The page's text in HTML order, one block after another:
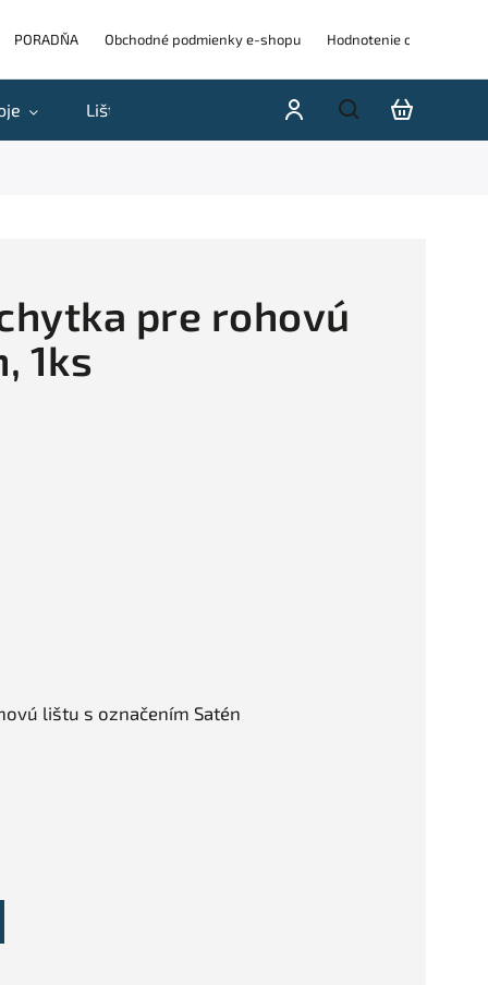
PORADŇA Obchodné podmienky e-shopu Hodnotenie obchodu
Lišty Akcie a výpredaje Blog
pre rohovú
1ks
lištu s označením Satén